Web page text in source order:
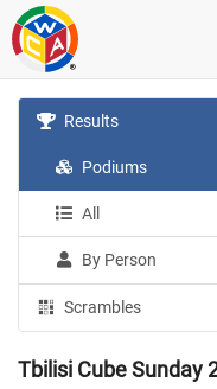
Results
Podiums
All
By Person
Scrambles
Tbilisi Cube Sunday